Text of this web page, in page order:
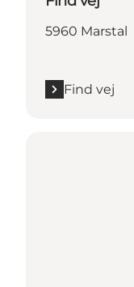
5960 Marstal
Find vej